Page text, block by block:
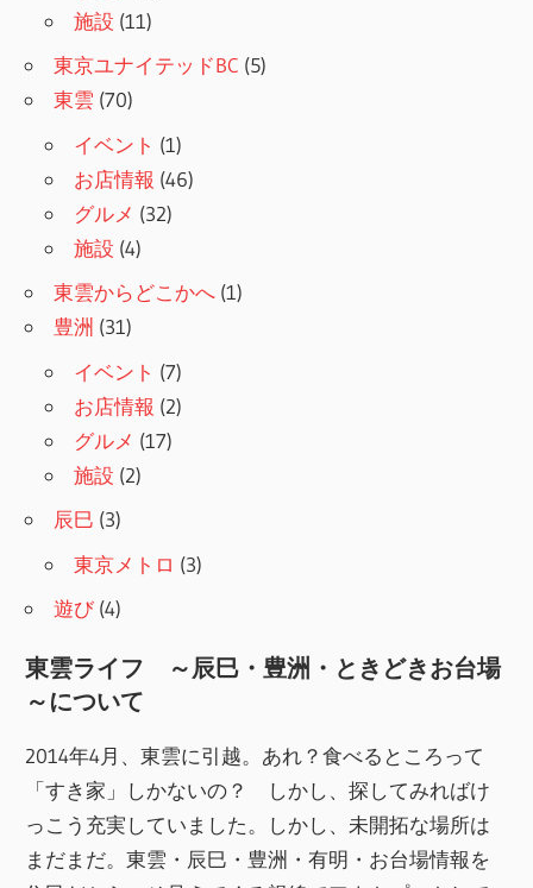
施設 (11)
東京ユナイテッドBC (5)
東雲 (70)
イベント (1)
お店情報 (46)
グルメ (32)
施設 (4)
東雲からどこかへ (1)
豊洲 (31)
イベント (7)
お店情報 (2)
グルメ (17)
施設 (2)
辰巳 (3)
東京メトロ (3)
遊び (4)
東雲ライフ ～辰巳・豊洲・ときどきお台場
～について
2014年4月、東雲に引越。あれ？食べるところって
「すき家」しかないの？ しかし、探してみればけ
っこう充実していました。しかし、未開拓な場所は
まだまだ。東雲・辰巳・豊洲・有明・お台場情報を